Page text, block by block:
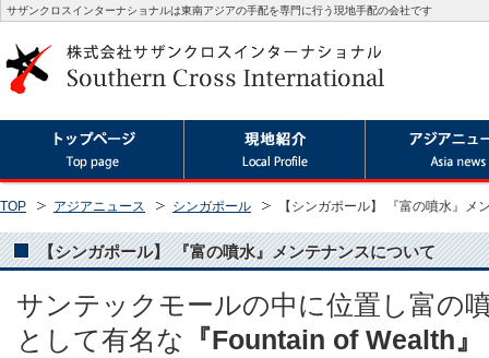
サザンクロスインターナショナルは東南アジアの手配を専門に行う現地手配の会社です
TOP アジアニュース シンガポール 【シンガポール】 『富の噴水』メ
【シンガポール】 『富の噴水』メンテナンスについて
サンテックモールの中に位置し富の
として有名な
『Fountain of Wealth』